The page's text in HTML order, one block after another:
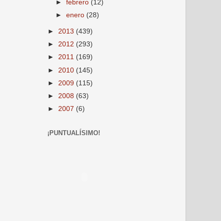
►febrero (12)
►enero (28)
► 2013 (439)
► 2012 (293)
► 2011 (169)
► 2010 (145)
► 2009 (115)
► 2008 (63)
► 2007 (6)
¡PUNTUALÍSIMO!